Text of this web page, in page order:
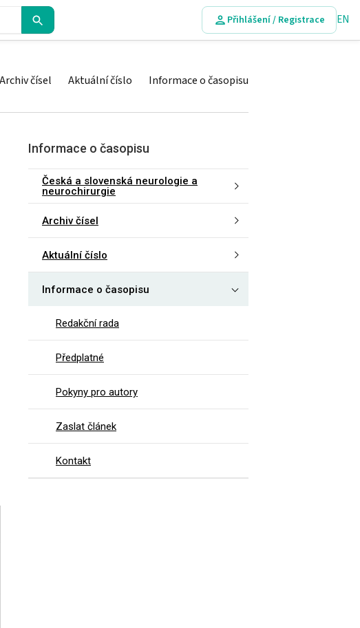
Přihlášení / Registrace EN
Archiv čísel Aktuální číslo Informace o časopisu
Informace o časopisu
Česká a slovenská neurologie a
neurochirurgie
Archiv čísel
Aktuální číslo
Informace o časopisu
Redakční rada
Předplatné
Pokyny pro autory
Zaslat článek
Kontakt